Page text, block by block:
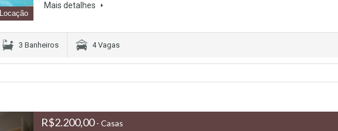
Locação
Mais detalhes
3 Banheiros 4 Vagas
R$2.200,00- Casas